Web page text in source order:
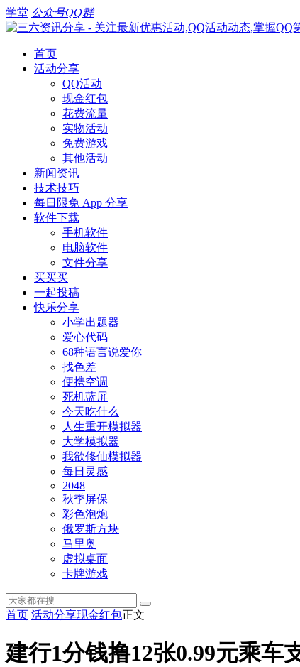
学堂 公众号QQ群
首页
活动分享
QQ活动
现金红包
花费流量
实物活动
免费游戏
其他活动
新闻资讯
技术技巧
每日限免 App 分享
软件下载
手机软件
电脑软件
文件分享
买买买
一起投稿
快乐分享
小学出题器
爱心代码
68种语言说爱你
找色差
便携空调
死机蓝屏
今天吃什么
人生重开模拟器
大学模拟器
我欲修仙模拟器
每日灵感
2048
秋季屏保
彩色泡炮
俄罗斯方块
马里奥
虚拟桌面
卡牌游戏
首页 活动分享现金红包正文
建行1分钱撸12张0.99元乘车